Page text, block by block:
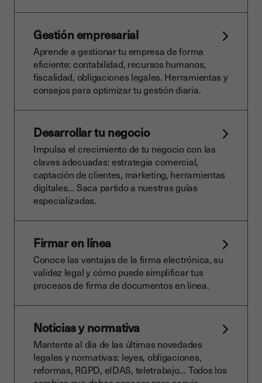
Gestión empresarial
Aprende a gestionar tu empresa de forma
eficiente: contabilidad, recursos humanos,
fiscalidad, obligaciones legales. Herramientas y
consejos para optimizar tu gestión diaria.
Desarrollar tu negocio
Impulsa el crecimiento de tu negocio con las
claves adecuadas: estrategia comercial,
captación de clientes, marketing, herramientas
digitales… Saca partido a nuestras guías
especializadas.
Firmar en línea
Conoce las ventajas de la firma electrónica, su
validez legal y cómo puede simplificar tus
procesos de firma de documentos en linea.
Noticias y normativa
Mantente al día de las últimas novedades
legales y normativas: leyes, obligaciones,
reformas, RGPD, eIDAS, teletrabajo… Todos los